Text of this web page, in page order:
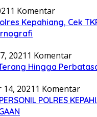
1 Komentar
Kepahiang, Cek
2021 1 Komentar
Hingga
2021 1 Komentar
POLRES